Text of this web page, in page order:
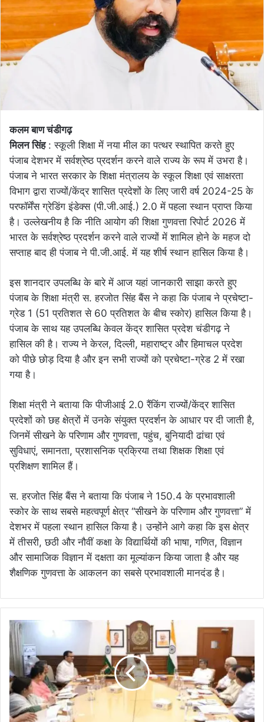
कलम बाण चंडीगढ़
मिलन सिंह: स्कूली शिक्षा में नया मील का पत्थर स्थापित करते हुए
पंजाब देशभर में सर्वश्रेष्ठ प्रदर्शन करने वाले राज्य के रूप में उभरा है।
पंजाब ने भारत सरकार के शिक्षा मंत्रालय के स्कूल शिक्षा एवं साक्षरता
विभाग द्वारा राज्यों/केंद्र शासित प्रदेशों के लिए जारी वर्ष 2024-25 के
परफॉर्मेंस ग्रेडिंग इंडेक्स (पी.जी.आई.) 2.0 में पहला स्थान प्राप्त किया
है। उल्लेखनीय है कि नीति आयोग की शिक्षा गुणवत्ता रिपोर्ट 2026 में
भारत के सर्वश्रेष्ठ प्रदर्शन करने वाले राज्यों में शामिल होने के महज दो
सप्ताह बाद ही पंजाब ने पी.जी.आई. में यह शीर्ष स्थान हासिल किया है।
इस शानदार उपलब्धि के बारे में आज यहां जानकारी साझा करते हुए
पंजाब के शिक्षा मंत्री स. हरजोत सिंह बैंस ने कहा कि पंजाब ने प्रचेष्टा-
ग्रेड 1 (51 प्रतिशत से 60 प्रतिशत के बीच स्कोर) हासिल किया है।
पंजाब के साथ यह उपलब्धि केवल केंद्र शासित प्रदेश चंडीगढ़ ने
हासिल की है। राज्य ने केरल, दिल्ली, महाराष्ट्र और हिमाचल प्रदेश
को पीछे छोड़ दिया है और इन सभी राज्यों को प्रचेष्टा-ग्रेड 2 में रखा
गया है।
शिक्षा मंत्री ने बताया कि पीजीआई 2.0 रैंकिंग राज्यों/केंद्र शासित
प्रदेशों को छह क्षेत्रों में उनके संयुक्त प्रदर्शन के आधार पर दी जाती है,
जिनमें सीखने के परिणाम और गुणवत्ता, पहुंच, बुनियादी ढांचा एवं
सुविधाएं, समानता, प्रशासनिक प्रक्रिया तथा शिक्षक शिक्षा एवं
प्रशिक्षण शामिल हैं।
स. हरजोत सिंह बैंस ने बताया कि पंजाब ने 150.4 के प्रभावशाली
स्कोर के साथ सबसे महत्वपूर्ण क्षेत्र “सीखने के परिणाम और गुणवत्ता” में
देशभर में पहला स्थान हासिल किया है। उन्होंने आगे कहा कि इस क्षेत्र
में तीसरी, छठी और नौवीं कक्षा के विद्यार्थियों की भाषा, गणित, विज्ञान
और सामाजिक विज्ञान में दक्षता का मूल्यांकन किया जाता है और यह
शैक्षणिक गुणवत्ता के आकलन का सबसे प्रभावशाली मानदंड है।